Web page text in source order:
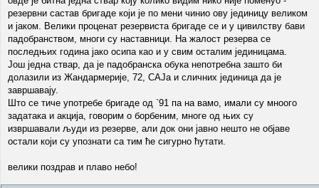
резервни састав бригаде који је по мени чинио ову јединицу великом
и јаком. Велики проценат резервиста бригаде се и у цивилству бави
падобранством, многи су наставници. На жалост резерва се
последњих година јако осипа као и у свим осталим јединицама.
Још једна ствар, да је падобранска обука непотребна зашто би
долазили из Жандармерије, 72, САЈа и сличних јединица да је
завршавају.
Што се тиче употребе бригаде од `91 па на вамо, имали су мноого
задатака и акција, говорим о борбеним, многе од њих су
извршавали људи из резерве, али док они јавно нешто не објаве
остали који су упознати са тим ће сигурно ћутати.
велики поздрав и плаво небо!